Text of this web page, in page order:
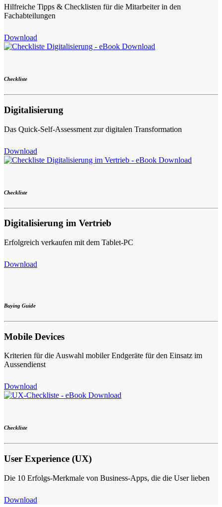
Hilfreiche Tipps & Checklisten für die Mitarbeiter in den
Fachabteilungen
Download
Checkliste
Digitalisierung
Das Quick-Self-Assessment zur digitalen Transformation
Download
Checkliste
Digitalisierung im Vertrieb
Erfolgreich verkaufen mit dem Tablet-PC
Download
Buying Guide
Mobile Devices
Kriterien für die Auswahl mobiler Endgeräte für den Einsatz im
Aussendienst
Download
Checkliste
User Experience (UX)
Die 10 Erfolgs-Merkmale von Business-Apps, die die User lieben
Download